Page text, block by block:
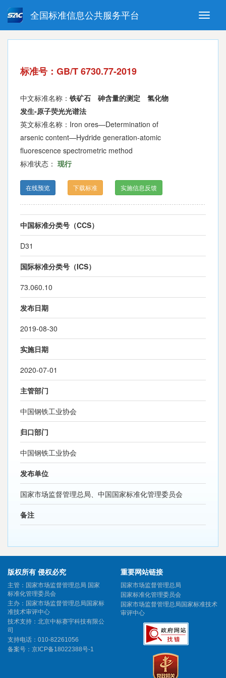
Toggle
全国标准信息公共服务平台
强制性国家标准 推荐性国家标准
指导性技术文件 (National standards in foreign
标准号：GB/T 6730.77-2019
中文标准名称： 铁矿石 砷含量的测定 氢化物
发生-原子荧光光谱法
英文标准名称：Iron ores—Determination of
arsenic content—Hydride generation-atomic
fluorescence spectrometric method
标准状态： 现行
在线预览 下载标准 实施信息反馈
中国标准分类号（CCS）
D31
国际标准分类号（ICS）
73.060.10
发布日期
2019-08-30
实施日期
2020-07-01
主管部门
中国钢铁工业协会
归口部门
中国钢铁工业协会
发布单位
国家市场监督管理总局、中国国家标准化管理委员会
备注
版权所有 侵权必究
主管：国家市场监督管理总局 国家
标准化管理委员会
主办：国家市场监督管理总局国家标
准技术审评中心
技术支持：北京中标赛宇科技有限公
司
支持电话：010-82261056
备案号： 京ICP备18022388号-1
重要网站链接
国家市场监督管理总局
国家标准化管理委员会
国家市场监督管理总局国家标准技术
审评中心